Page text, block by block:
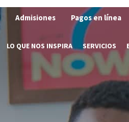
Admisiones Pagos en línea
LO QUE NOS INSPIRA SERVICIOS